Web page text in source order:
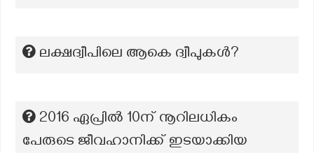
ലക്ഷദ്വീപിലെ ആകെ ദ്വീപുകള്‍?
2016 ഏപ്രിൽ 10ന് നൂറിലധികം
പേരുടെ ജീവഹാനിക്ക് ഇടയാക്കിയ